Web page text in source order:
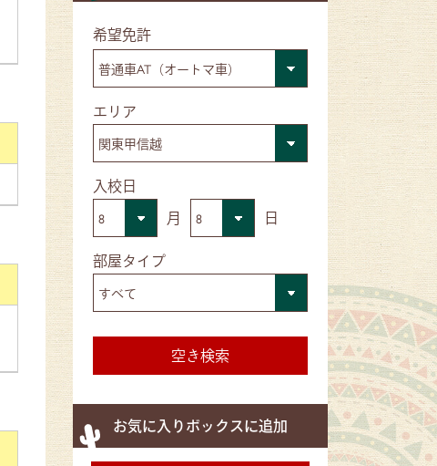
■希望免許
■エリア
■入校日
月
日
■部屋タイプ
お気に入りボックスに追加